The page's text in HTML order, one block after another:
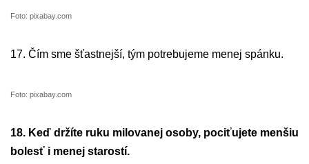
Foto: pixabay.com
17. Čím sme šťastnejší, tým potrebujeme menej spánku.
Foto: pixabay.com
18. Keď držíte ruku milovanej osoby, pociťujete menšiu
bolesť i menej starostí.